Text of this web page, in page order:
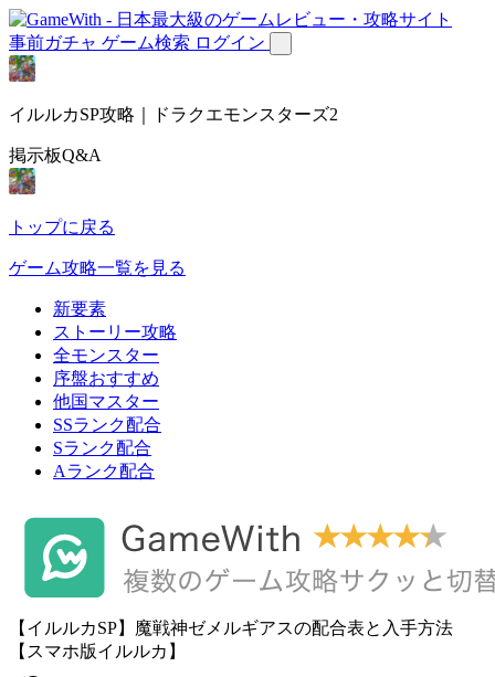
事前ガチャ ゲーム検索 ログイン
イルルカSP攻略｜ドラクエモンスターズ2
掲示板Q&A
トップに戻る
ゲーム攻略一覧を見る
新要素
ストーリー攻略
全モンスター
序盤おすすめ
他国マスター
SSランク配合
Sランク配合
Aランク配合
【イルルカSP】魔戦神ゼメルギアスの配合表と入手方法
【スマホ版イルルカ】